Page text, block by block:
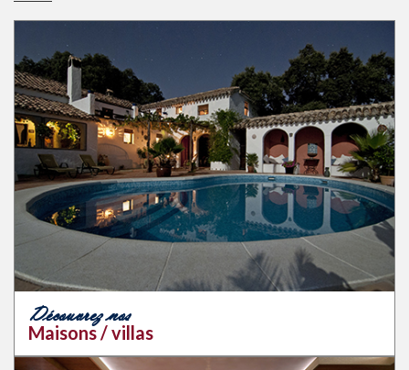
Découvrez nos
Maisons / villas